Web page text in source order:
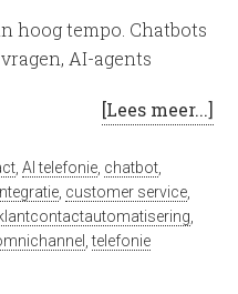
hoog tempo. Chatbots
AI-agents
[Lees meer...]
,AI telefonie chatbot
customer service
,telefonie